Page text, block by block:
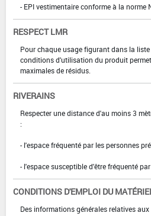
- EPI vestimentaire conforme à la norme
RESPECT LMR
Pour chaque usage figurant dans la
conditions d'utilisation du produit
maximales de résidus.
RIVERAINS
Respecter une distance d'au moins 3
:
- l'espace fréquenté par les personnes
- l'espace susceptible d'être fréquenté
CONDITIONS D'EMPLOI DU
Des informations générales relatives